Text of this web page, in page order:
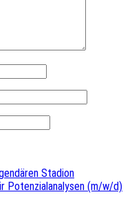
Stadion
Potenzialanalysen (m/w/d)